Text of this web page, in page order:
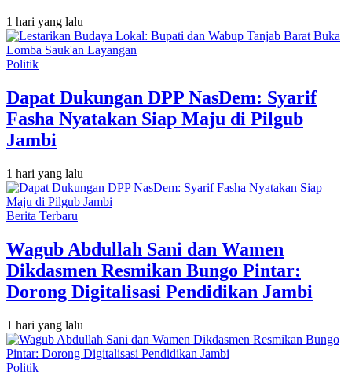
1 hari yang lalu
Politik
Dapat Dukungan DPP NasDem: Syarif
Fasha Nyatakan Siap Maju di Pilgub
Jambi
1 hari yang lalu
Berita Terbaru
Wagub Abdullah Sani dan Wamen
Dikdasmen Resmikan Bungo Pintar:
Dorong Digitalisasi Pendidikan Jambi
1 hari yang lalu
Politik